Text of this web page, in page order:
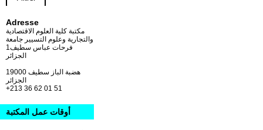
Adresse
مكتبة كلية العلوم الاقتصادية
والتجارية وعلوم التسيير جامعة
فرحات عباس سطيف1
الجزائر
19000 هضبة الباز سطيف
+213 36 62 01 51
أوقات عمل المكتبة